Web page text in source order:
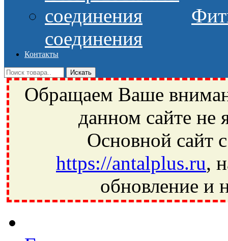
соединения
Контакты
Обращаем Ваше
данном сайте не
Основной сайт
https://antalplus.ru,
обновление и
Ивантеевка, подшипники, пневматика, метизы, техника,